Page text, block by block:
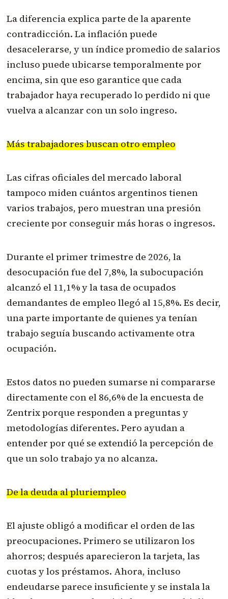
La diferencia explica parte de la aparente
contradicción. La inflación puede
desacelerarse, y un índice promedio de salarios
incluso puede ubicarse temporalmente por
encima, sin que eso garantice que cada
trabajador haya recuperado lo perdido ni que
vuelva a alcanzar con un solo ingreso.
Más trabajadores buscan otro empleo
Las cifras oficiales del mercado laboral
tampoco miden cuántos argentinos tienen
varios trabajos, pero muestran una presión
creciente por conseguir más horas o ingresos.
Durante el primer trimestre de 2026, la
desocupación fue del 7,8%, la subocupación
alcanzó el 11,1% y la tasa de ocupados
demandantes de empleo llegó al 15,8%. Es decir,
una parte importante de quienes ya tenían
trabajo seguía buscando activamente otra
ocupación.
Estos datos no pueden sumarse ni compararse
directamente con el 86,6% de la encuesta de
Zentrix porque responden a preguntas y
metodologías diferentes. Pero ayudan a
entender por qué se extendió la percepción de
que un solo trabajo ya no alcanza.
De la deuda al pluriempleo
El ajuste obligó a modificar el orden de las
preocupaciones. Primero se utilizaron los
ahorros; después aparecieron la tarjeta, las
cuotas y los préstamos. Ahora, incluso
endeudarse parece insuficiente y se instala la